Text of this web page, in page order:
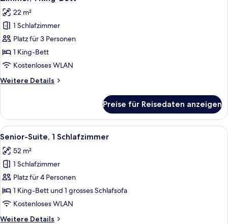
Fotos
für
Zimmer,
1 King-
Bett
anzeigen
22 m²
1 Schlafzimmer
Platz für 3 Personen
1 King-Bett
Kostenloses WLAN
Weitere Details
Weitere
1 King-
Bett
Preise für Reisedaten anzeigen
Alle
Fotos
für
Senior-
Suite,
1
Schlafzimmer
Ein modernes Hotelzimmer mit einer
6
Senior-Suite, 1 Schlafzimmer
52 m²
1 Schlafzimmer
Platz für 4 Personen
1 King-Bett und 1 grosses Schlafsofa
Kostenloses WLAN
Weitere Details
Weitere